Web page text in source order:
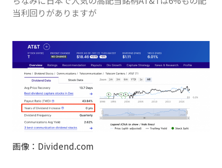
当利回りがありますが
画像：Dividend.com